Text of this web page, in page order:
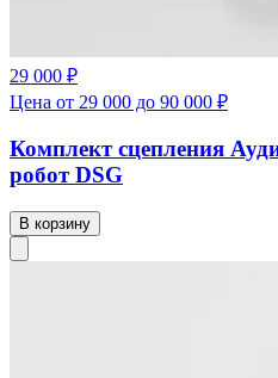
29 000 ₽
Цена от 29 000 до 90 000 ₽
Комплект сцепления
робот DSG
В корзину